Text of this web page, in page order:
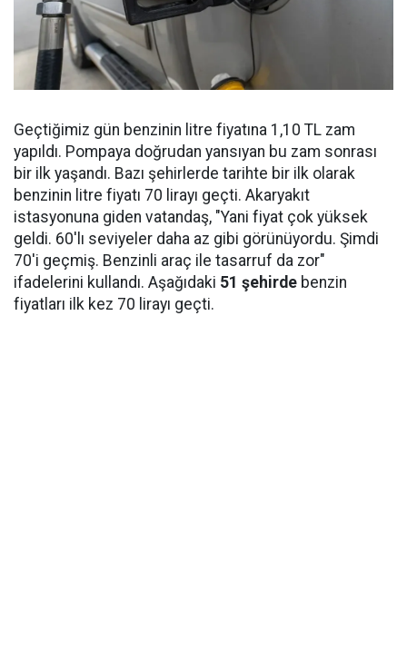
Geçtiğimiz gün benzinin litre fiyatına 1,10 TL zam
yapıldı. Pompaya doğrudan yansıyan bu zam sonrası
bir ilk yaşandı. Bazı şehirlerde tarihte bir ilk olarak
benzinin litre fiyatı 70 lirayı geçti. Akaryakıt
istasyonuna giden vatandaş, "Yani fiyat çok yüksek
geldi. 60'lı seviyeler daha az gibi görünüyordu. Şimdi
70'i geçmiş. Benzinli araç ile tasarruf da zor"
ifadelerini kullandı. Aşağıdaki 51 şehirde benzin
fiyatları ilk kez 70 lirayı geçti.